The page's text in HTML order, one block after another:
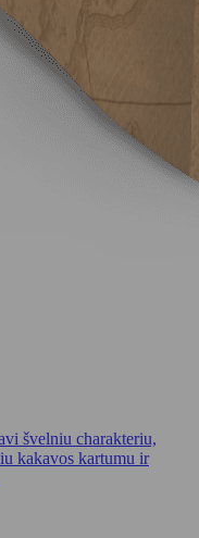
švelniu charakteriu,
kakavos kartumu ir